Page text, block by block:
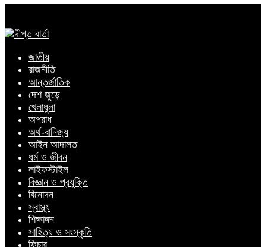
জাতীয়
রাজনীতি
আন্তর্জাতিক
দেশ জুড়ে
খেলাধুলা
অপরাধ
অর্থ-বানিজ্য
আইন আদালত
ধর্ম ও জীবন
লাইফস্টাইল
বিজ্ঞান ও প্রযুক্তি
বিনোদন
স্বাস্থ্য
শিক্ষাঙ্গন
সাহিত্য ও সংস্কৃতি
ফিচার